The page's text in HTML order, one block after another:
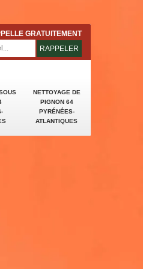
NETTOYAGE DE
PIGNON 64
PYRÉNÉES-
ATLANTIQUES
GRATUITEMENT